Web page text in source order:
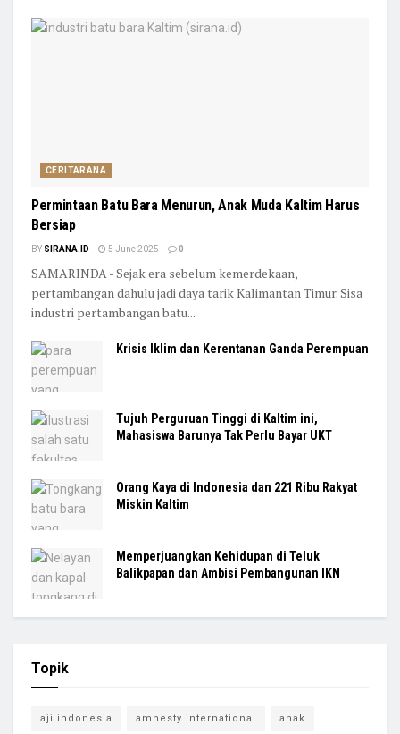
CERITARANA
Permintaan Batu Bara Menurun, Anak Muda Kaltim Harus
Bersiap
BY SIRANA.ID 5 June 2025 0
SAMARINDA - Sejak era sebelum kemerdekaan,
pertambangan dahulu jadi daya tarik Kalimantan Timur. Sisa
industri pertambangan batu...
Krisis Iklim dan Kerentanan Ganda Perempuan
Tujuh Perguruan Tinggi di Kaltim ini,
Mahasiswa Barunya Tak Perlu Bayar UKT
Orang Kaya di Indonesia dan 221 Ribu Rakyat
Miskin Kaltim
Memperjuangkan Kehidupan di Teluk
Balikpapan dan Ambisi Pembangunan IKN
Topik
aji indonesia amnesty international anak